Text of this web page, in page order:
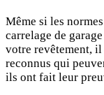
Même si les
carrelage de
votre revêtement, il
reconnus qui
ils ont fait leur